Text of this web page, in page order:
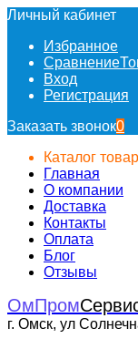
Личный кабинет
Избранное
Сравнение
Вход
Регистрация
Заказать звонок0
Каталог
Главная
О компании
Доставка
Контакты
Оплата
Блог
Отзывы
ОмПром
г. Омск, ул